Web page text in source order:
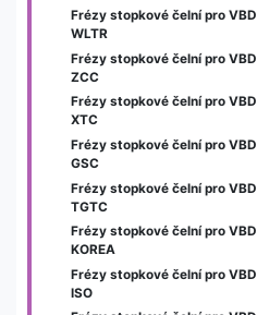
Frézy stopkové čelní pro VBD
WLTR
Frézy stopkové čelní pro VBD
ZCC
Frézy stopkové čelní pro VBD
XTC
Frézy stopkové čelní pro VBD
GSC
Frézy stopkové čelní pro VBD
TGTC
Frézy stopkové čelní pro VBD
KOREA
Frézy stopkové čelní pro VBD
ISO